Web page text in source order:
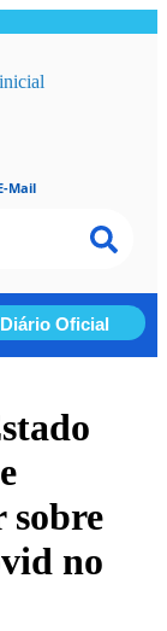
Mail
Diário Oficial
sobre
no